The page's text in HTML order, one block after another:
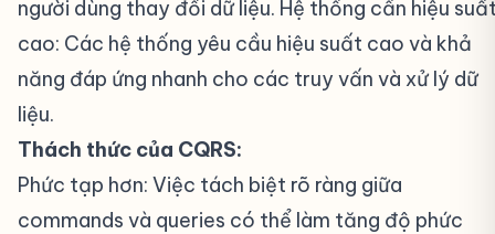
người dùng thay đổi dữ liệu. Hệ thống cần hiệu
cao: Các hệ thống yêu cầu hiệu suất cao và khả
năng đáp ứng nhanh cho các truy vấn và xử lý dữ
liệu.
Thách thức của CQRS:
Phức tạp hơn: Việc tách biệt rõ ràng giữa
commands và queries có thể làm tăng độ phức